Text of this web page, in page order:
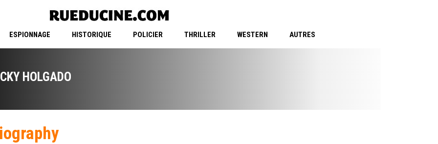
ESPIONNAGE HISTORIQUE POLICIER THRILLER WESTERN AUTRES
HOLGADO